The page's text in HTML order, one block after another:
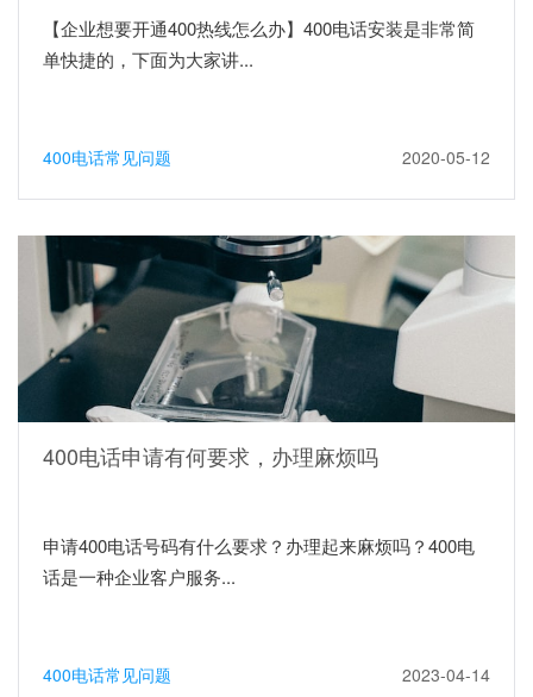
【企业想要开通400热线怎么办】400电话安装是非常简
单快捷的，下面为大家讲...
400电话常见问题 2020-05-12
400电话申请有何要求，办理麻烦吗
申请400电话号码有什么要求？办理起来麻烦吗？400电
话是一种企业客户服务...
400电话常见问题 2023-04-14